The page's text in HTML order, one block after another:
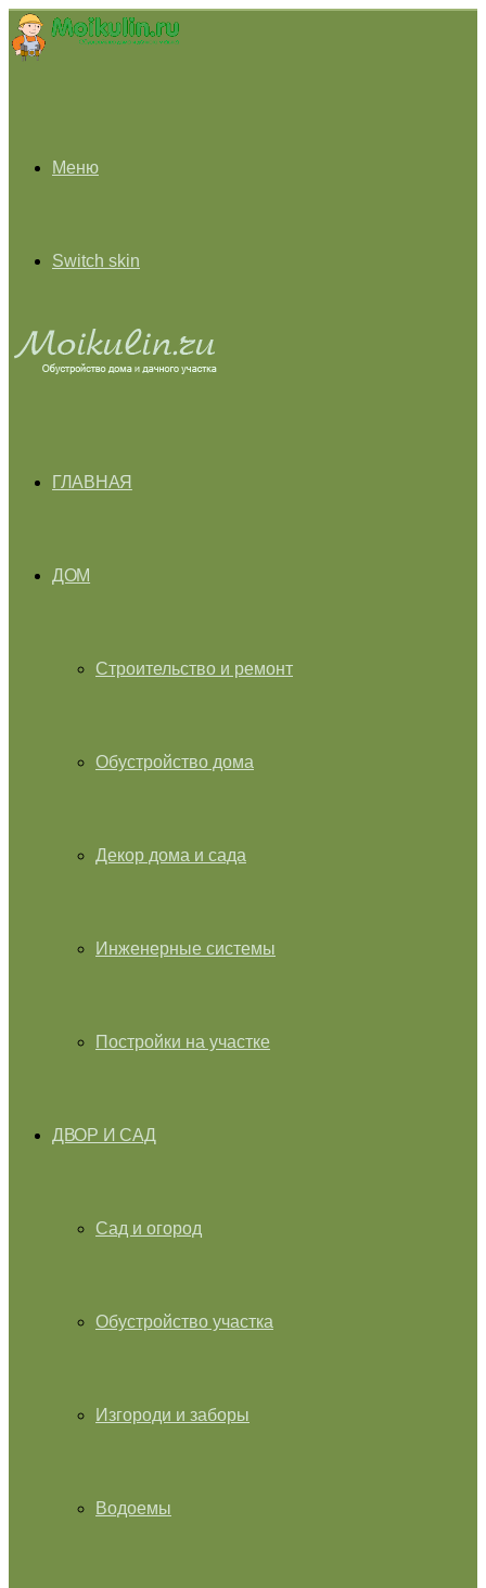
Меню
Switch skin
ГЛАВНАЯ
ДОМ
Строительство и ремонт
Обустройство дома
Декор дома и сада
Инженерные системы
Постройки на участке
ДВОР И САД
Сад и огород
Обустройство участка
Изгороди и заборы
Водоемы